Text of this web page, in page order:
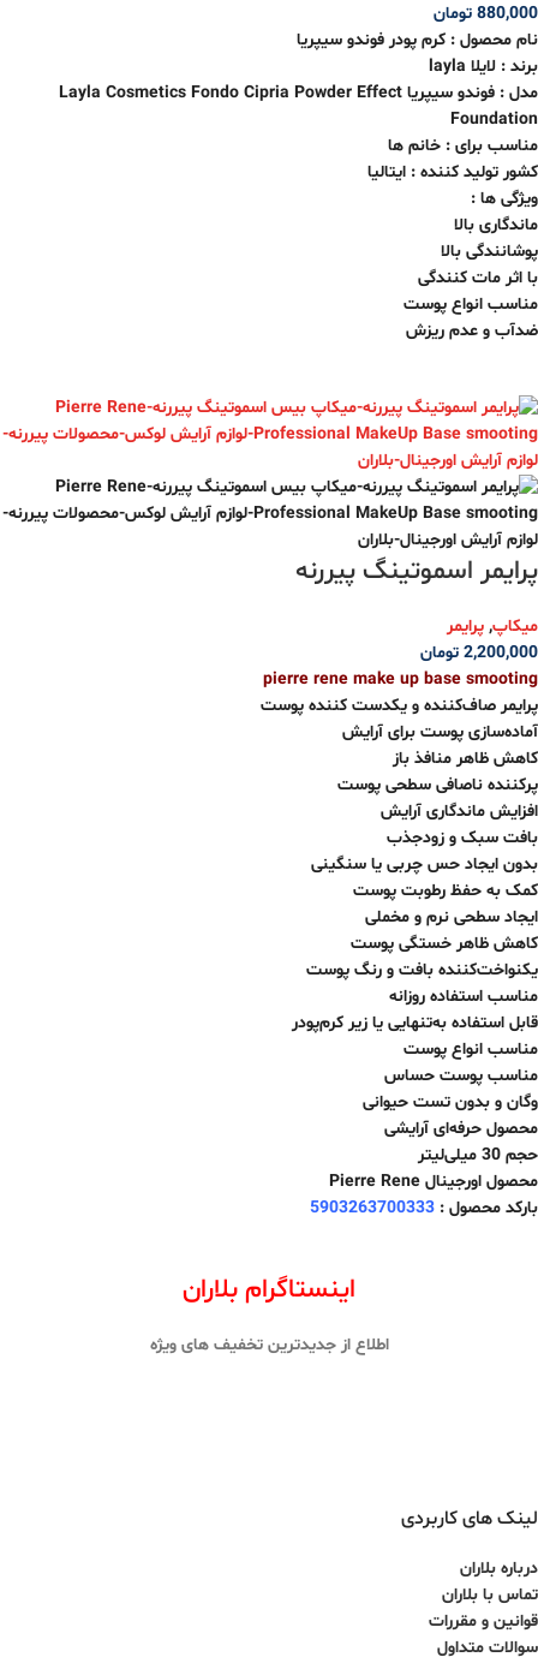
880,000 تومان
نام محصول : کرم پودر فوندو سیپریا
برند : لایلا layla
مدل : فوندو سیپریا Layla Cosmetics Fondo Cipria Powder Effect
Foundation
مناسب برای : خانم ها
کشور تولید کننده : ایتالیا
ویژگی ها :
ماندگاری بالا
پوشانندگی بالا
با اثر مات کنندگی
مناسب انواع پوست
ضدآب و عدم ریزش
پرایمر اسموتینگ پیررنه
میکاپ, پرایمر
2,200,000 تومان
pierre rene make up base smooting
پرایمر صاف‌کننده و یکدست کننده پوست
آماده‌سازی پوست برای آرایش
کاهش ظاهر منافذ باز
پرکننده ناصافی‌ سطحی پوست
افزایش ماندگاری آرایش
بافت سبک و زودجذب
بدون ایجاد حس چربی یا سنگینی
کمک به حفظ رطوبت پوست
ایجاد سطحی نرم و مخملی
کاهش ظاهر خستگی پوست
یکنواخت‌کننده بافت و رنگ پوست
مناسب استفاده روزانه
قابل استفاده به‌تنهایی یا زیر کرم‌پودر
مناسب انواع پوست
مناسب پوست حساس
وگان و بدون تست حیوانی
محصول حرفه‌ای آرایشی
حجم 30 میلی‌لیتر
محصول اورجینال Pierre Rene
بارکد محصول : 5903263700333
اینستاگرام بلاران
اطلاع از جدیدترین تخفیف های ویژه
لینک های کاربردی
درباره بلاران
تماس با بلاران
قوانین و مقررات
سوالات متداول